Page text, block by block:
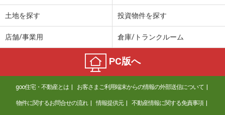
土地を探す 投資物件を探す
店舗/事業用 倉庫/トランクルーム
PC版へ
goo住宅・不動産とは お客さまご利用端末からの情報の外部送信について
物件に関するお問合せの流れ 情報提供元 不動産情報に関する免責事項